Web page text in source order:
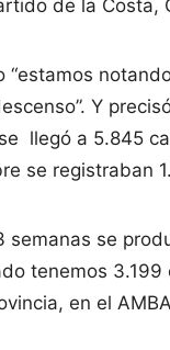
de la Costa,
“estamos
Y
llegó a 5.845
se registraban
semanas se
tenemos
en el